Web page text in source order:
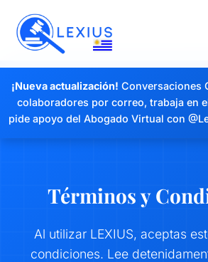
¡Nueva actualización! Conversaciones
colaboradores por correo, trabaja en
pide apoyo del Abogado Virtual con
Términos y
Al utilizar LEXIUS, aceptas
condiciones. Lee